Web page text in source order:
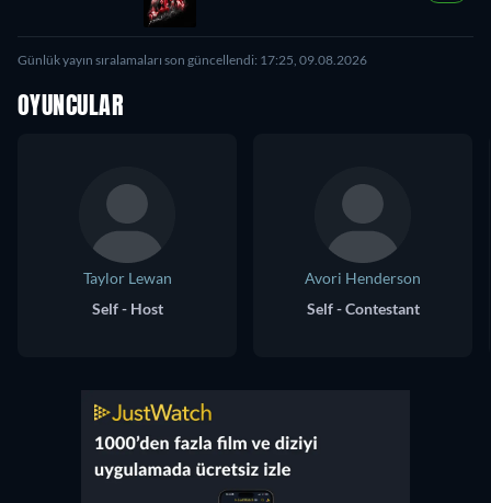
Günlük yayın sıralamaları son güncellendi: 17:25, 09.08.2026
OYUNCULAR
Taylor Lewan
Self - Host
Avori Henderson
Self - Contestant